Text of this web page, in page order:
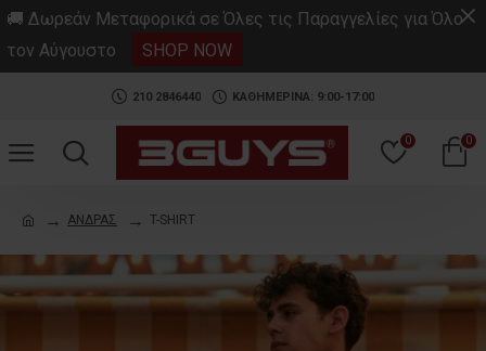
🚚 Δωρεάν Μεταφορικά σε Όλες τις Παραγγελίες για Όλο
τον Αύγουστο
SHOP NOW
210 2846440 ΚΑΘΗΜΕΡΙΝΑ: 9:00-17:00
0 0
ΑΝΔΡΑΣ T-SHIRT